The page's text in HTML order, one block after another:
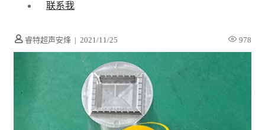
联系我
睿特超声安烽 | 2021/11/25 978